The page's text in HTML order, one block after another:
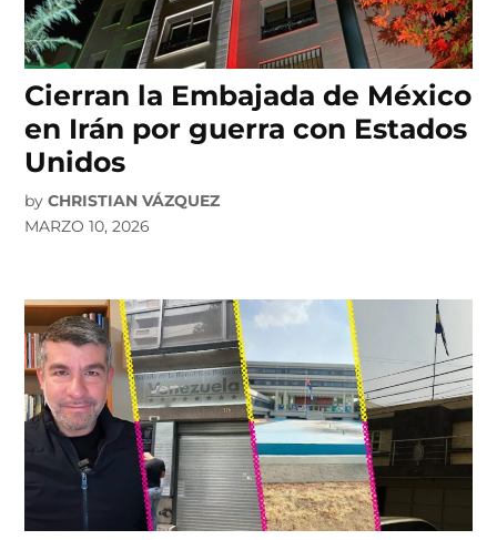
Cierran la Embajada de México
en Irán por guerra con Estados
Unidos
by CHRISTIAN VÁZQUEZ
MARZO 10, 2026